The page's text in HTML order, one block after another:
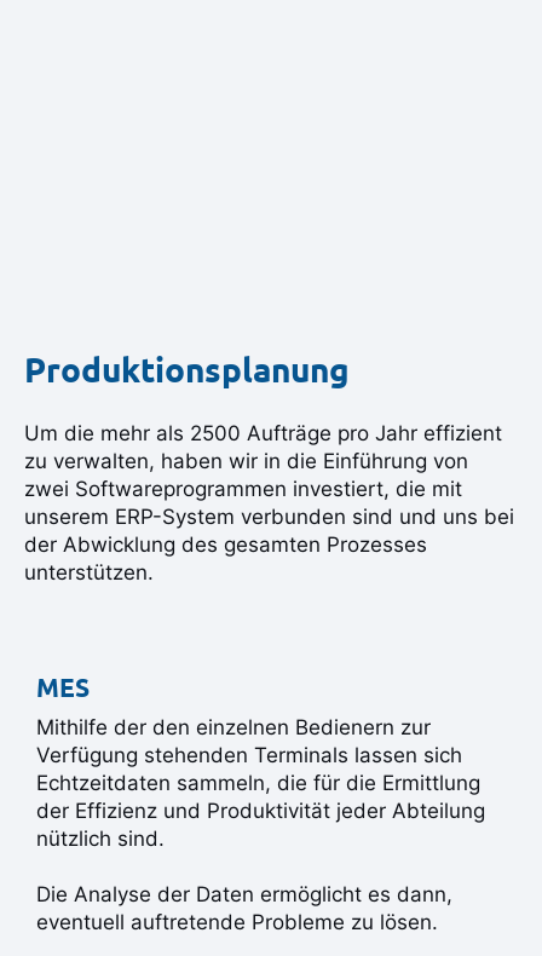
Produktionsplanung
Um die mehr als 2500 Aufträge pro Jahr effizient
zu verwalten, haben wir in die Einführung von
zwei Softwareprogrammen investiert, die mit
unserem ERP-System verbunden sind und uns bei
der Abwicklung des gesamten Prozesses
unterstützen.
MES
Mithilfe der den einzelnen Bedienern zur
Verfügung stehenden Terminals lassen sich
Echtzeitdaten sammeln, die für die Ermittlung
der Effizienz und Produktivität jeder Abteilung
nützlich sind.
Die Analyse der Daten ermöglicht es dann,
eventuell auftretende Probleme zu lösen.